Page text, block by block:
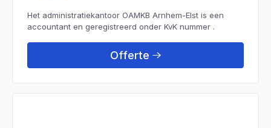
Het administratiekantoor OAMKB Arnhem-Elst is een
accountant en geregistreerd onder KvK nummer .
Offerte